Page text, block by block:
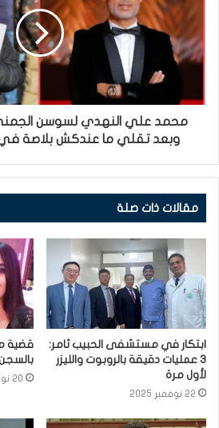
محمد علي النهدي لسوسن الجمني
وبعد تقلي ما عندكش بلاصة في
مقالات ذات صلة
ابتكار في مستشفى الحبيب ثامر:
3 عمليات دقيقة بالروبوت والليزر
لأول مرة
22 نوفمبر 2025
قضية
بالسجن
20 نوفمبر 2025